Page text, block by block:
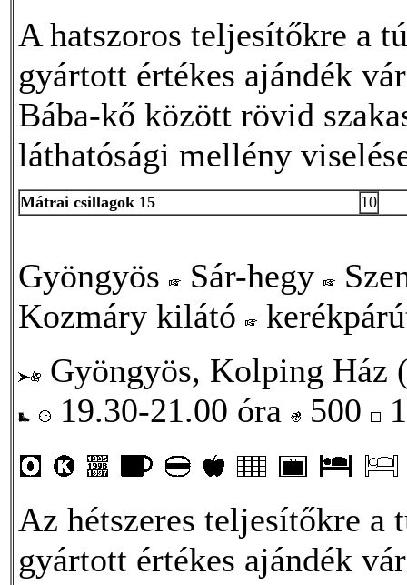
A hatszoros teljesítőkre a
gyártott értékes ajándék
Bába-kő között rövid
láthatósági mellény
Mátrai csillagok 15 10
Gyöngyös Sár-hegy
Kozmáry kilátó
Gyöngyös, Kolping Ház
19.30-21.00 óra
500
Az hétszeres teljesítőkre a
gyártott értékes ajándék